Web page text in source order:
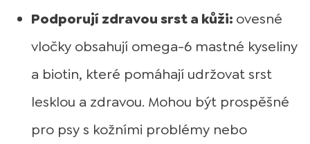
Podporují zdravou srst a kůži: ovesné
vločky obsahují omega-6 mastné kyseliny
a biotin, které pomáhají udržovat srst
lesklou a zdravou. Mohou být prospěšné
pro psy s kožními problémy nebo